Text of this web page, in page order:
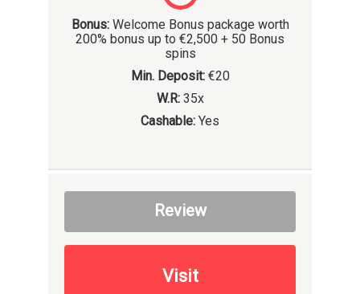
Bonus: Welcome Bonus package worth
200% bonus up to €2,500 + 50 Bonus
spins
Min. Deposit: €20
W.R: 35x
Cashable: Yes
Review
Visit